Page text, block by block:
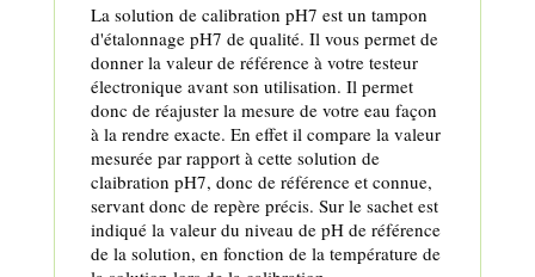
La solution de calibration pH7 est un tampon
d'étalonnage pH7 de qualité. Il vous permet de
donner la valeur de référence à votre testeur
électronique avant son utilisation. Il permet
donc de réajuster la mesure de votre eau façon
à la rendre exacte. En effet il compare la valeur
mesurée par rapport à cette solution de
claibration pH7, donc de référence et connue,
servant donc de repère précis. Sur le sachet est
indiqué la valeur du niveau de pH de référence
de la solution, en fonction de la température de